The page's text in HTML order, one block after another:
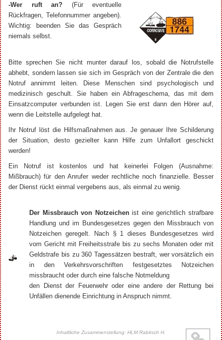
-Wer ruft an? (Für eventuelle
Rückfragen, Telefonnummer angeben).
Wichtig: beenden Sie das Gespräch
niemals selbst.
Bitte sprechen Sie nicht munter darauf los, sobald die Notrufstelle
abhebt, sondern lassen sie sich im Gespräch von der Zentrale die den
Notruf annimmt leiten. Diese Menschen sind psychologisch und
medizinisch geschult. Sie haben ein Abfrageschema, das mit dem
Einsatzcomputer verbunden ist. Legen Sie erst dann den Hörer auf,
wenn die Leitstelle aufgelegt hat.
Ihr Notruf löst die Hilfsmaßnahmen aus. Je genauer Ihre Schilderung
der Situation, desto gezielter kann Hilfe zum Unfallort geschickt
werden!
Ein Notruf ist kostenlos und hat keinerlei Folgen (Ausnahme:
Mißbrauch) für den Anrufer weder rechtliche noch finanzielle. Besser
der Dienst rückt einmal vergebens aus, als einmal zu wenig.
Der Missbrauch von Notzeichenist eine gerichtlich strafbare
Handlung und im Bundesgesetzes gegen den Missbrauch von
Notzeichen geregelt. Nach § 1 dieses Bundesgesetzes wird
vom Gericht mit Freiheitsstrafe bis zu sechs Monaten oder mit
Geldstrafe bis zu 360 Tagessätzen bestraft, wer vorsätzlich ein
in den Verkehrsvorschriften festgesetztes Notzeichen
missbraucht oder durch eine falsche Notmeldung
den Dienst der Feuerwehr oder eine andere der Rettung bei
Unfällen dienende Einrichtung in Anspruch nimmt.
Inhaltliche Zusammenstellung: HLM Rabitsch H.